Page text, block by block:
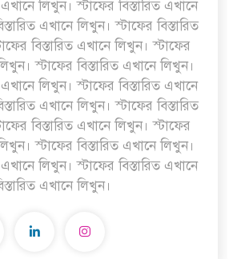
মাদক কারবারি আটক
দাবিতে ফরিদগঞ্জে অহিংস
এখানে লিখুন। স্টাফের বিস্তারিত এখানে
এখানে লিখুন। স্টাফের বিস্তারিত
বিস্তারিত এখানে লিখুন। স্টাফের
স্টাফের বিস্তারিত এখানে লিখুন।
এখানে লিখুন। স্টাফের বিস্তারিত এখানে
এখানে লিখুন। স্টাফের বিস্তারিত
বিস্তারিত এখানে লিখুন। স্টাফের
স্টাফের বিস্তারিত এখানে লিখুন।
এখানে লিখুন। স্টাফের বিস্তারিত এখানে
এখানে লিখুন।